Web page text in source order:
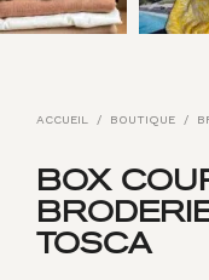
ACCUEIL / BOUTIQUE /
BOX
TOSCA